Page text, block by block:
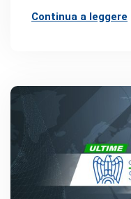
Continua a leggere